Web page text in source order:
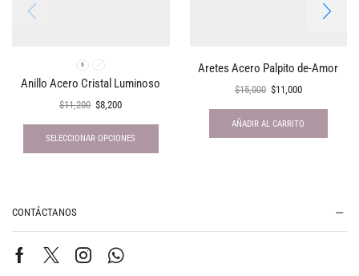
6 7
Anillo Acero Cristal Luminoso
$11,200 $8,200
SELECCIONAR OPCIONES
Aretes Acero Palpito de-Amor
$15,000 $11,000
AÑADIR AL CARRITO
CONTÁCTANOS